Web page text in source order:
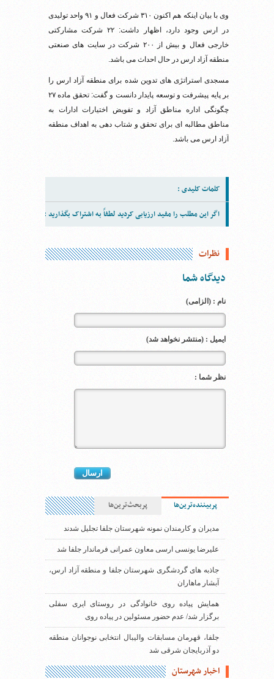
وی با بیان اینکه هم اکنون ۳۱۰ شرکت فعال و ۹۱ واحد تولیدی
در ارس وجود دارد، اظهار داشت: ۲۲ شرکت مشارکتی
خارجی فعال و بیش از ۲۰۰ شرکت در سایت های صنعتی
منطقه آزاد ارس در حال احداث می باشد.
مسجدی استراتژی های تدوین شده برای منطقه آزاد ارس را
بر پایه پیشرفت و توسعه پایدار دانست و گفت: تحقق ماده ۲۷
چگونگی اداره مناطق آزاد و تفویض اختیارات ادارات به
مناطق مطالبه ای برای تحقق و شتاب دهی به اهداف منطقه
آزاد ارس می باشد.
کلمات کلیدی :
اگر این مطلب را مفید ارزیابی کردید لطفاً به اشتراک بگذارید :
نظرات
دیدگاه شما
نام : (الزامی)
ایمیل : (منتشر نخواهد شد)
نظر شما :
پربیننده‌ترین‌ها پربحث‌ترین‌ها
مدیران و کارمندان نمونه شهرستان جلفا تجلیل شدند
علیرضا یونسی ارسی معاون عمرانی فرماندار جلفا شد
جاذبه های گردشگری شهرستان جلفا و منطقه آزاد ارس،
آبشار ماهاران
همایش پیاده روی خانوادگی در روستای ایری سفلی
برگزار شد/ عدم حضور مسئولین در پیاده روی
جلفا، قهرمان مسابقات والیبال انتخابی نوجوانان منطقه
دو آذربایجان شرقی شد
اخبار شهرستان